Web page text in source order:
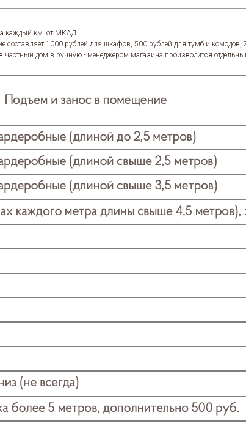
каждый км. от МКАД.
1000 рублей для шкафов, 500 рублей для тумб и
дом в ручную - менеджером магазина производится